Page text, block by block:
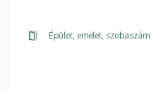
Épület, emelet, szobaszám